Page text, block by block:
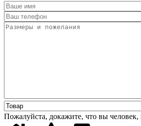
Пожалуйста, докажите, что вы человек,